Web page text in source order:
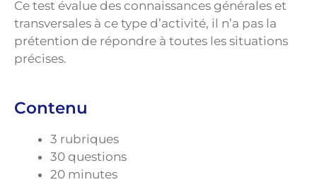
Ce test évalue des connaissances générales et
transversales à ce type d’activité, il n’a pas la
prétention de répondre à toutes les situations
précises.
Contenu
3 rubriques
30 questions
20 minutes